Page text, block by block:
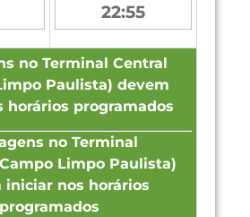
22:55
no Terminal Central
Paulista) devem
horários programados
no Terminal
Limpo Paulista)
iniciar nos horários
programados